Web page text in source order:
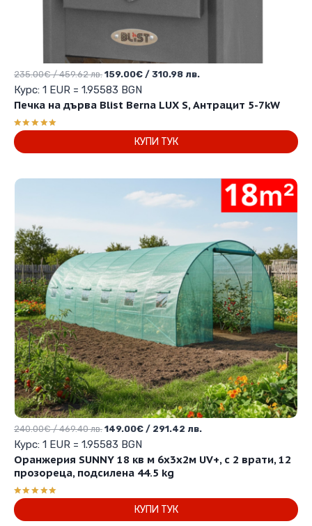
Печка на дърва Blist Berna LUX S, Антрацит 5-7kW
Оценено с
5.00
от 5
235.00€/ 459.62 лв. Original
price
was:
/
459.62 лв..
159.00€ / 310.98 лв.
е:
/
Курс: 1 EUR = 1.95583 BGN
КУПИ ТУК
Оранжерия SUNNY 18 кв м 6х3х2м UV+, с 2 врати, 12
прозореца, подсилена 44.5 kg
Оценено с
5.00
от 5
240.00€/ 469.40 лв. Original
price
was:
240.00€
469.40 лв..
149.00€ / 291.42 лв.Текущата
е:
291.42 лв..
Курс: 1 EUR = 1.95583 BGN
КУПИ ТУК